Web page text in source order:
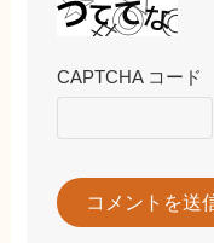
CAPTCHA コード